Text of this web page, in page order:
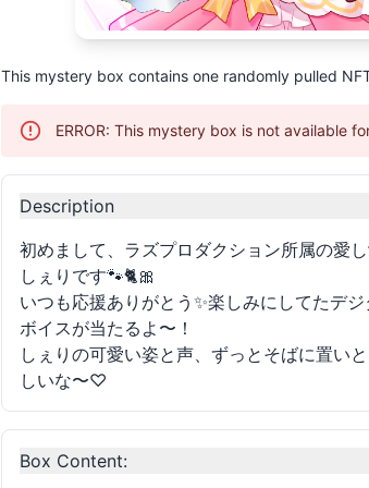
This mystery box contains one randomly pulled
ERROR: This mystery box is not available
Description
初めまして、ラズプロダクション所属の愛
しぇりです🐾🐈🎀
いつも応援ありがとう✨楽しみにしてたデ
ボイスが当たるよ〜！
しぇりの可愛い姿と声、ずっとそばに置い
しいな〜♡
Box Content: